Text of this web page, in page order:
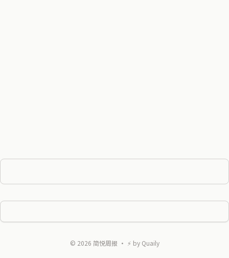
© 2026 简悦周报 ・ ⚡ by Quaily